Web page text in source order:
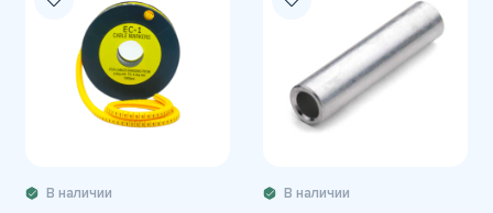
В наличии В наличии